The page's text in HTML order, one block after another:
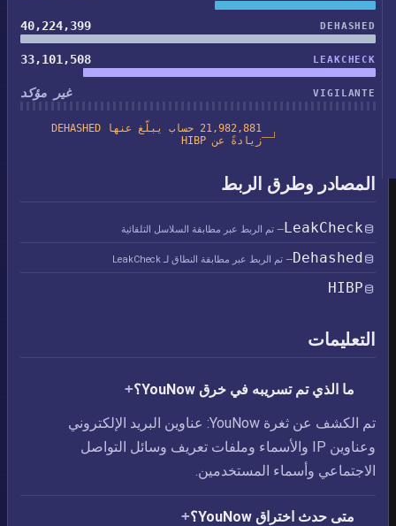
DEHASHED
40,224,399
LEAKCHECK
33,101,508
VIGILANTE غير مؤكد
21,982,881 حساب يبلّغ عنها DEHASHED
زيادةً عن HIBP
المصادر وطرق الربط
LeakCheck— تم الربط عبر مطابقة السلاسل التلقائية
Dehashed— تم الربط عبر مطابقة النطاق لـ LeakCheck
HIBP
التعليمات
ما الذي تم تسريبه في خرق YouNow؟
تم الكشف عن ثغرة YouNow: عناوين البريد الإلكتروني
وعناوين IP والأسماء وملفات تعريف وسائل التواصل
الاجتماعي وأسماء المستخدمين.
متى حدث اختراق YouNow؟